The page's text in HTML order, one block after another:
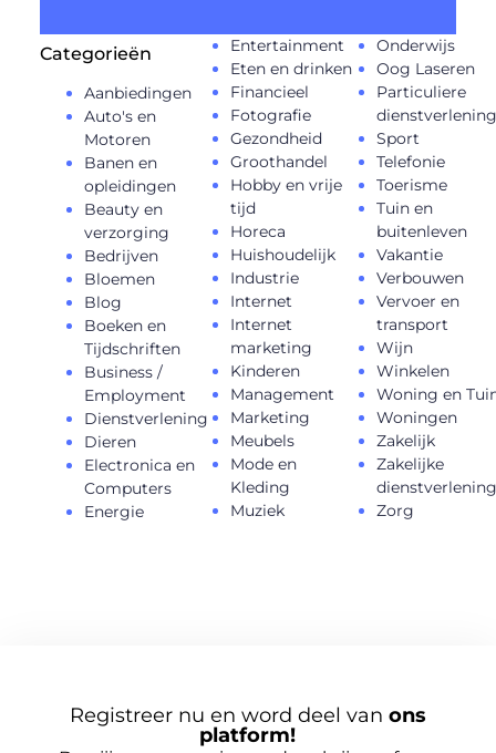
Categorieën
Aanbiedingen
Auto's en
Motoren
Banen en
opleidingen
Beauty en
verzorging
Bedrijven
Bloemen
Blog
Boeken en
Tijdschriften
Business /
Employment
Dienstverlening
Dieren
Electronica en
Computers
Energie
Entertainment
Eten en drinken
Financieel
Fotografie
Gezondheid
Groothandel
Hobby en vrije
tijd
Horeca
Huishoudelijk
Industrie
Internet
Internet
marketing
Kinderen
Management
Marketing
Meubels
Mode en
Kleding
Muziek
Onderwijs
Oog Laseren
Particuliere
Sport
Telefonie
Toerisme
Tuin en
buitenleven
Vakantie
Verbouwen
Vervoer en
transport
Wijn
Winkelen
Woning en
Woningen
Zakelijk
Zakelijke
Zorg
Registreer nu en word deel van ons
platform!